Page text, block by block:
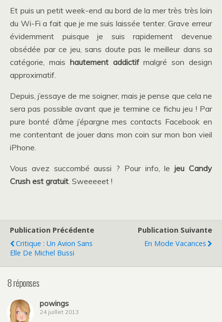
Et puis un petit week-end au bord de la mer très très loin
du Wi-Fi a fait que je me suis laissée tenter. Grave erreur
évidemment puisque je suis rapidement devenue
obsédée par ce jeu, sans doute pas le meilleur dans sa
catégorie, mais hautement addictifmalgré son design
approximatif.
Depuis, j’essaye de me soigner, mais je pense que cela ne
sera pas possible avant que je termine ce fichu jeu ! Par
pure bonté d’âme j’épargne mes contacts Facebook en
me contentant de jouer dans mon coin sur mon bon vieil
iPhone.
Vous avez succombé aussi ? Pour info, lejeu Candy
Crush est gratuit . Sweeeeet !
Publication Précédente
Critique : Un Avion Sans
Elle De Michel Bussi
Publication Suivante
En Mode Vacances
8 réponses
powings
24 juillet 2013